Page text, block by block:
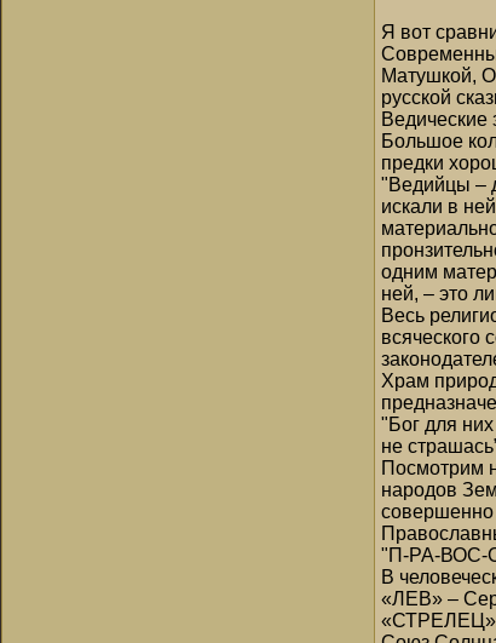
Я вот
Матушкой,
русской
Ведические
Большое
предки
"Ведийцы –
искали в
одним
ней, – это
Весь
всяческого
Храм
"Бог для
не
Посмотрим
народов
совершенно
"П-РА-ВОС-
В
«ЛЕВ» –
«СТРЕЛЕЦ»